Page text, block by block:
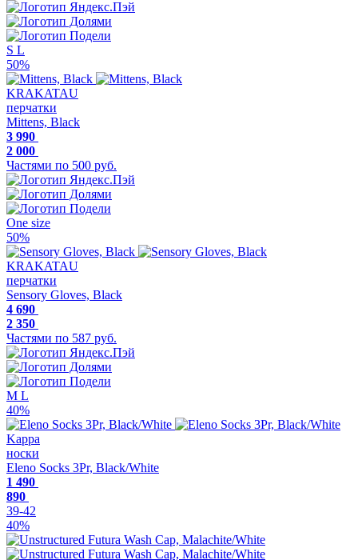
S L
50%
KRAKATAU
перчатки
Mittens, Black
3 990
2 000
Частями по 500 руб.
One size
50%
KRAKATAU
перчатки
Sensory Gloves, Black
4 690
2 350
Частями по 587 руб.
M L
40%
Kappa
носки
Eleno Socks 3Pr, Black/White
1 490
890
39-42
40%